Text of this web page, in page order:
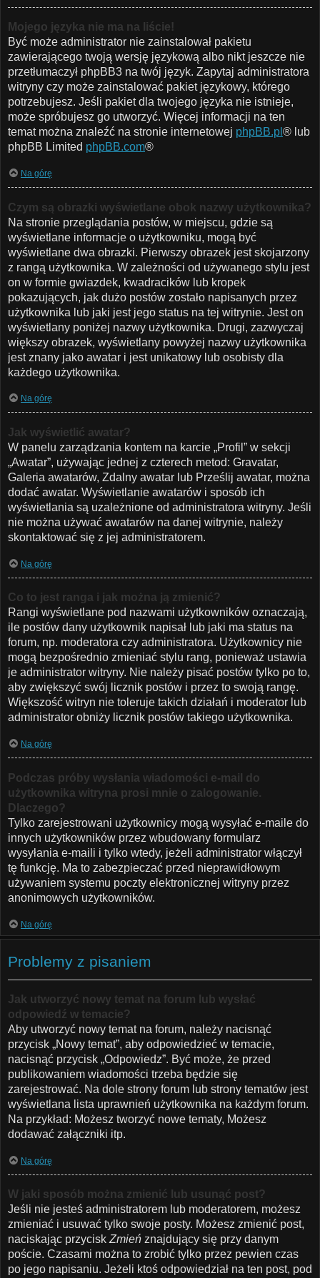
Mojego języka nie ma na liście!
Być może administrator nie zainstalował pakietu
zawierającego twoją wersję językową albo nikt jeszcze nie
przetłumaczył phpBB3 na twój język. Zapytaj administratora
witryny czy może zainstalować pakiet językowy, którego
potrzebujesz. Jeśli pakiet dla twojego języka nie istnieje,
może spróbujesz go utworzyć. Więcej informacji na ten
temat można znaleźć na stronie internetowej phpBB.pl ® lub
phpBB Limited phpBB.com®
Na górę
Czym są obrazki wyświetlane obok nazwy użytkownika?
Na stronie przeglądania postów, w miejscu, gdzie są
wyświetlane informacje o użytkowniku, mogą być
wyświetlane dwa obrazki. Pierwszy obrazek jest skojarzony
z rangą użytkownika. W zależności od używanego stylu jest
on w formie gwiazdek, kwadracików lub kropek
pokazujących, jak dużo postów zostało napisanych przez
użytkownika lub jaki jest jego status na tej witrynie. Jest on
wyświetlany poniżej nazwy użytkownika. Drugi, zazwyczaj
większy obrazek, wyświetlany powyżej nazwy użytkownika
jest znany jako awatar i jest unikatowy lub osobisty dla
każdego użytkownika.
Na górę
Jak wyświetlić awatar?
W panelu zarządzania kontem na karcie „Profil” w sekcji
„Awatar”, używając jednej z czterech metod: Gravatar,
Galeria awatarów, Zdalny awatar lub Prześlij awatar, można
dodać awatar. Wyświetlanie awatarów i sposób ich
wyświetlania są uzależnione od administratora witryny. Jeśli
nie można używać awatarów na danej witrynie, należy
skontaktować się z jej administratorem.
Na górę
Co to jest ranga i jak można ją zmienić?
Rangi wyświetlane pod nazwami użytkowników oznaczają,
ile postów dany użytkownik napisał lub jaki ma status na
forum, np. moderatora czy administratora. Użytkownicy nie
mogą bezpośrednio zmieniać stylu rang, ponieważ ustawia
je administrator witryny. Nie należy pisać postów tylko po to,
aby zwiększyć swój licznik postów i przez to swoją rangę.
Większość witryn nie toleruje takich działań i moderator lub
administrator obniży licznik postów takiego użytkownika.
Na górę
Podczas próby wysłania wiadomości e-mail do
użytkownika witryna prosi mnie o zalogowanie.
Dlaczego?
Tylko zarejestrowani użytkownicy mogą wysyłać e-maile do
innych użytkowników przez wbudowany formularz
wysyłania e-maili i tylko wtedy, jeżeli administrator włączył
tę funkcję. Ma to zabezpieczać przed nieprawidłowym
używaniem systemu poczty elektronicznej witryny przez
anonimowych użytkowników.
Na górę
Problemy z pisaniem
Jak utworzyć nowy temat na forum lub wysłać
odpowiedź w temacie?
Aby utworzyć nowy temat na forum, należy nacisnąć
przycisk „Nowy temat”, aby odpowiedzieć w temacie,
nacisnąć przycisk „Odpowiedz”. Być może, że przed
publikowaniem wiadomości trzeba będzie się
zarejestrować. Na dole strony forum lub strony tematów jest
wyświetlana lista uprawnień użytkownika na każdym forum.
Na przykład: Możesz tworzyć nowe tematy, Możesz
dodawać załączniki itp.
Na górę
W jaki sposób można zmienić lub usunąć post?
Jeśli nie jesteś administratorem lub moderatorem, możesz
zmieniać i usuwać tylko swoje posty. Możesz zmienić post,
naciskając przycisk Zmień znajdujący się przy danym
poście. Czasami można to zrobić tylko przez pewien czas
po jego napisaniu. Jeżeli ktoś odpowiedział na ten post, pod